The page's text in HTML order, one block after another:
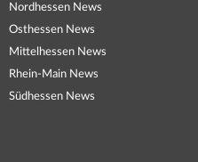
Nordhessen News
Osthessen News
Mittelhessen News
Rhein-Main News
Südhessen News